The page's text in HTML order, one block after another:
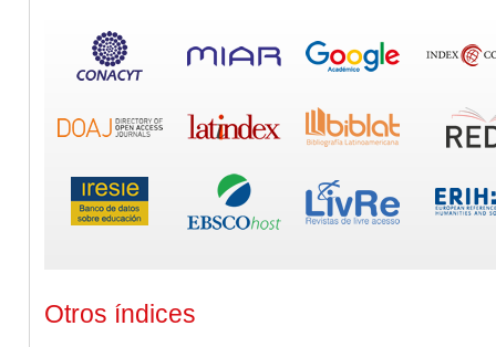
Otros índices